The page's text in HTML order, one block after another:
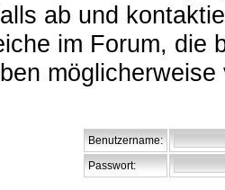
ab und
im Forum, die
Benutzername:
Passwort: